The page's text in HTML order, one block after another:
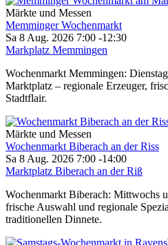
Märkte und Messen
Memminger Wochenmarkt
Sa 8 Aug. 2026 7:00 -12:30
Markplatz Memmingen
Wochenmarkt Memmingen:
Marktplatz – regionale Erzeuger,
Stadtflair.
Märkte und Messen
Wochenmarkt Biberach an der Riss
Sa 8 Aug. 2026 7:00 -14:00
Marktplatz Biberach an der Riß
Wochenmarkt Biberach: Mittwochs
frische Auswahl und regionale
traditionellen Dinnete.